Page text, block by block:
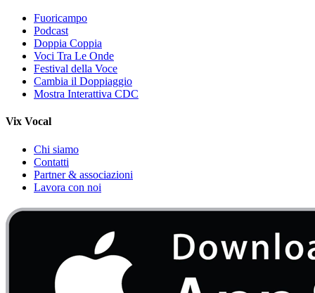
Fuoricampo
Podcast
Doppia Coppia
Voci Tra Le Onde
Festival della Voce
Cambia il Doppiaggio
Mostra Interattiva CDC
Vix Vocal
Chi siamo
Contatti
Partner & associazioni
Lavora con noi